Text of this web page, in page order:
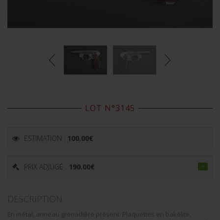
LOT N°3145
ESTIMATION : 100.00€
PRIX ADJUGÉ : 190.00€
DESCRIPTION
En métal, anneau grenadière présent. Plaquettes en bakélite.